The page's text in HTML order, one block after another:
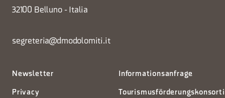
32100 Belluno - Italia
segreteria@dmodolomiti.it
Newsletter
Privacy
Informationsanfrage